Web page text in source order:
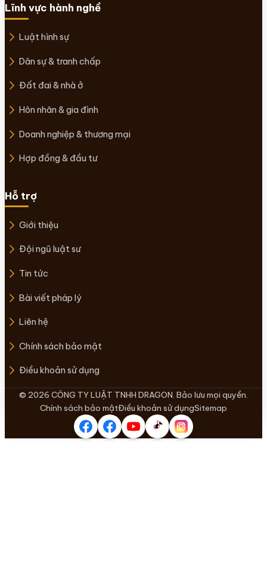
Lĩnh vực hành nghề
Luật hình sự
Dân sự & tranh chấp
Đất đai & nhà ở
Hôn nhân & gia đình
Doanh nghiệp & thương mại
Hợp đồng & đầu tư
Hỗ trợ
Giới thiệu
Đội ngũ luật sư
Tin tức
Bài viết pháp lý
Liên hệ
Chính sách bảo mật
Điều khoản sử dụng
© 2026 CÔNG TY LUẬT TNHH DRAGON. Bảo lưu mọi quyền.
Chính sách bảo mậtĐiều khoản sử dụngSitemap